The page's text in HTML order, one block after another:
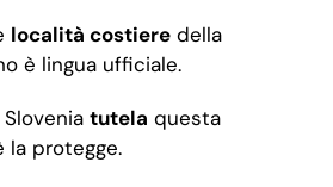
località costieredella
è lingua ufficiale.
tutela questa
la protegge.